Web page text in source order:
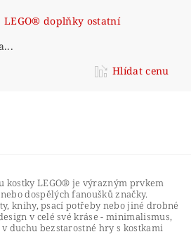
LEGO® doplňky ostatní
Hlídat cenu
kostky LEGO® je výrazným prvkem
dospělých fanoušků značky.
knihy, psací potřeby nebo jiné drobné
v celé své kráse - minimalismus,
duchu bezstarostné hry s kostkami